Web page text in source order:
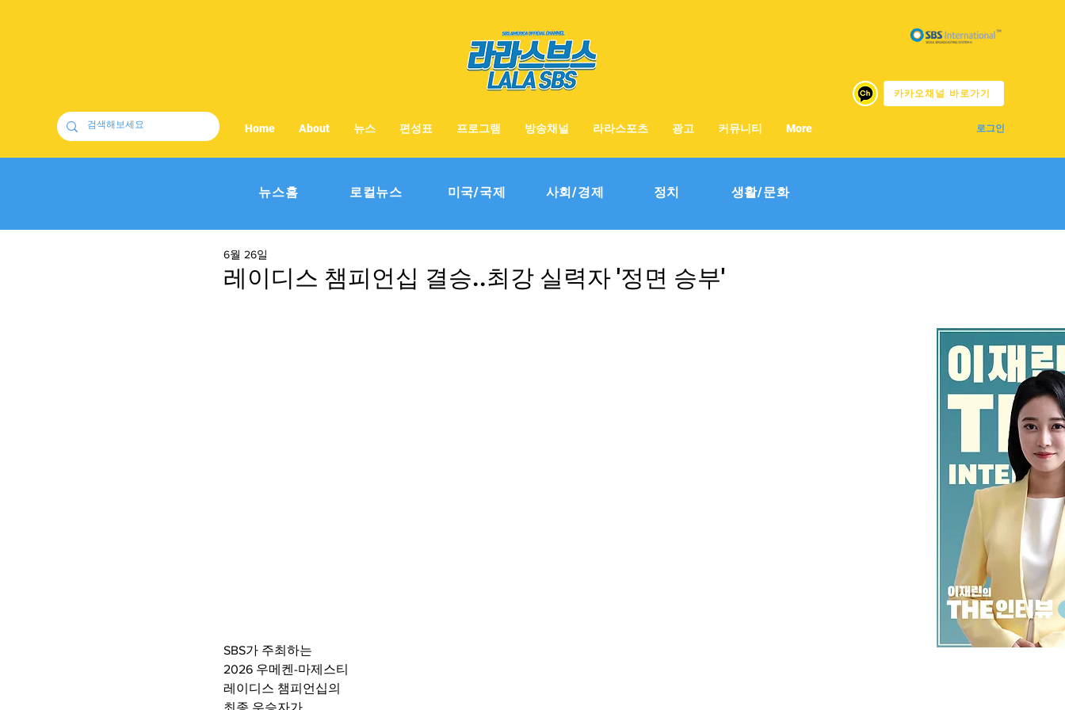
카카오채널 바로가기
로그인
Home About 뉴스 편성표 프로그램 방송채널 라라스포츠 광고 커뮤니티 More
뉴스홈 로컬뉴스 미국/국제 사회/경제 정치 생활/문화
레이디스 챔피언십 결승..최강 실력자 '정면 승부'
6월 26일
SBS가 주최하는
2026 우메켄-마제스티
레이디스 챔피언십의